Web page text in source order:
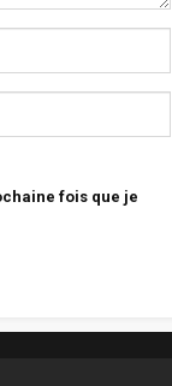
fois que je